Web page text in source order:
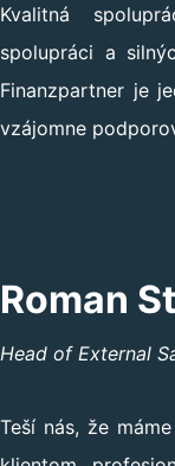
Kvalitná
spolupráci a
Finanzpartner je
vzájomne
Roman
Head of External
Teší nás, že